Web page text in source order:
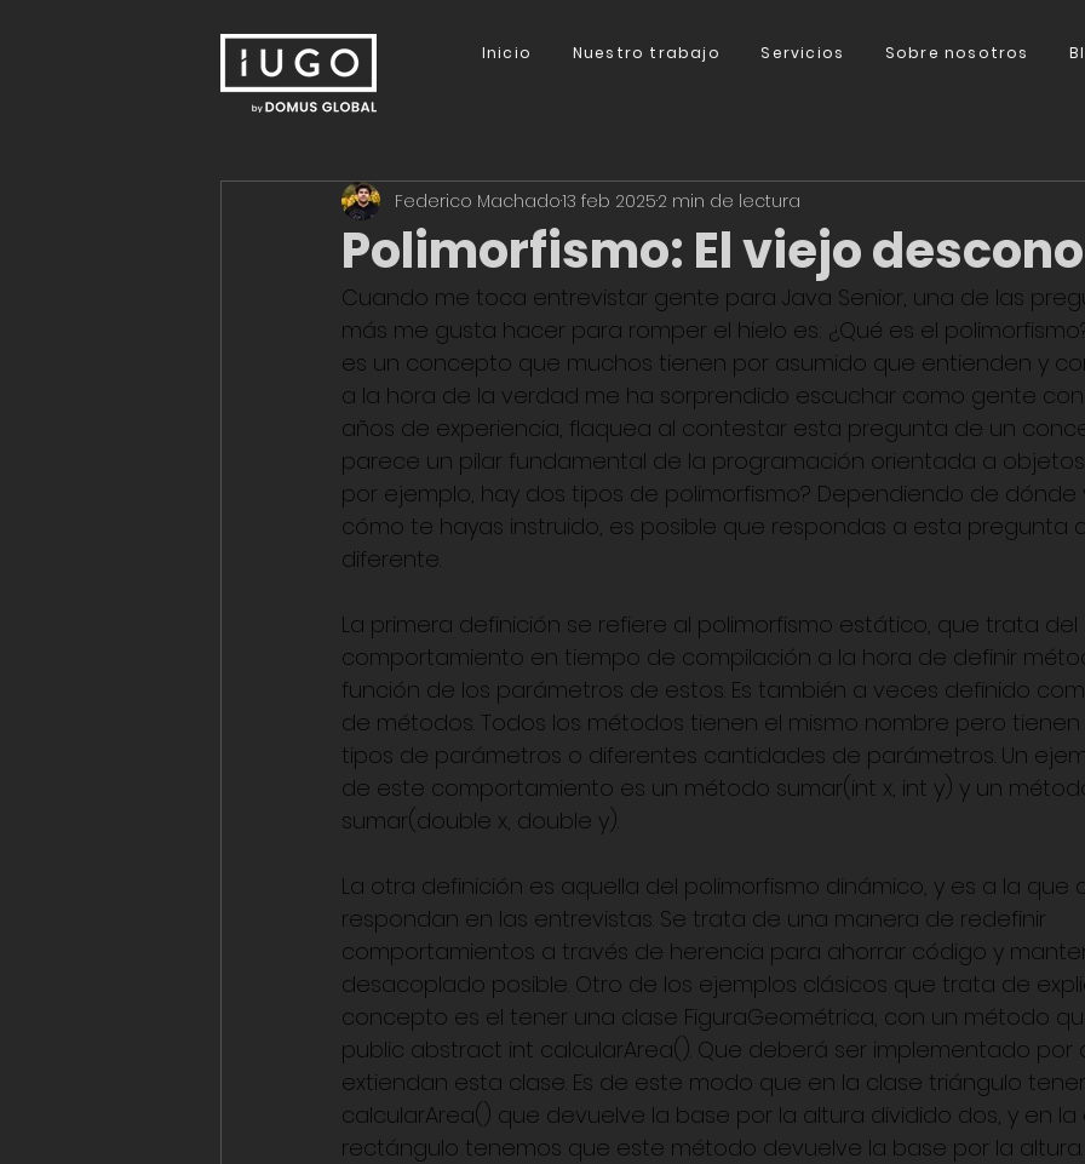
Inicio Nuestro trabajo Servicios Sobre nosotros
Polimorfismo: El viejo
Federico Machado13 feb 20252 min de lectura
Cuando me toca entrevistar gente para Java Senior, una de las
más me gusta hacer para romper el hielo es: ¿Qué es el
es un concepto que muchos tienen por asumido que entienden y
a la hora de la verdad me ha sorprendido escuchar como gente
años de experiencia, flaquea al contestar esta pregunta de un
parece un pilar fundamental de la programación orientada a
por ejemplo, hay dos tipos de polimorfismo? Dependiendo de
cómo te hayas instruido, es posible que respondas a esta pregunta
diferente.
La primera definición se refiere al polimorfismo estático, que trata del
comportamiento en tiempo de compilación a la hora de definir
función de los parámetros de estos. Es también a veces definido
de métodos. Todos los métodos tienen el mismo nombre pero
tipos de parámetros o diferentes cantidades de parámetros. Un
de este comportamiento es un método sumar(int x, int y) y un
sumar(double x, double y).
La otra definición es aquella del polimorfismo dinámico, y es a la
respondan en las entrevistas. Se trata de una manera de redefinir
comportamientos a través de herencia para ahorrar código y
desacoplado posible. Otro de los ejemplos clásicos que trata de
concepto es el tener una clase FiguraGeométrica, con un método
public abstract int calcularArea(). Que deberá ser implementado por
extiendan esta clase. Es de este modo que en la clase triángulo
calcularArea() que devuelve la base por la altura dividido dos, y en
rectángulo tenemos que este método devuelve la base por la